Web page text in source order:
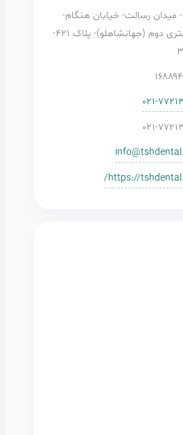
سی متری دوم (جهانشاهلو)- پلاک ۴۲۱-